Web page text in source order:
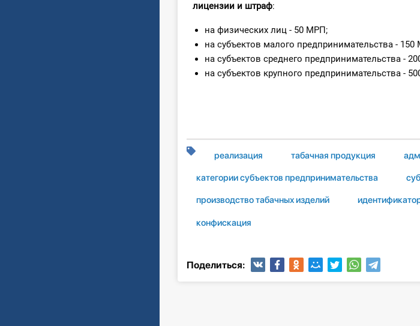
лицензии и штраф:
на физических лиц - 50 МРП;
на субъектов малого предпринимательства -
на субъектов среднего предпринимательства -
на субъектов крупного предпринимательства -
реализация табачная продукция
категории субъектов предпринимательства
производство табачных изделий
конфискация
Поделиться: